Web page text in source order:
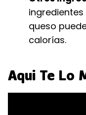
queso
calorías.
Aqui Te Lo